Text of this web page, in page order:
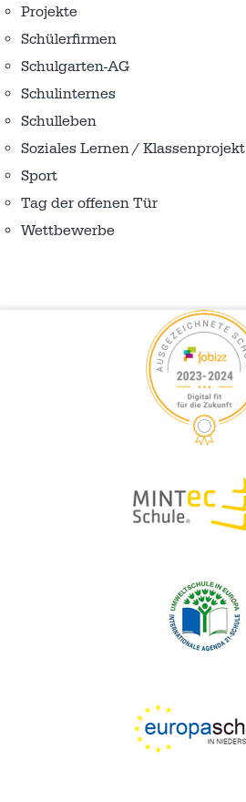
Projekte
Schülerfirmen
Schulgarten-AG
Schulinternes
Schulleben
Soziales Lernen / Klassenprojekt
Sport
Tag der offenen Tür
Wettbewerbe